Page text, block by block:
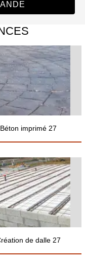
Béton imprimé 27
de dalle 27